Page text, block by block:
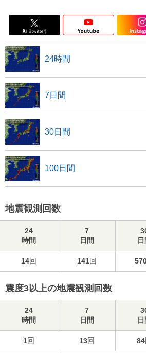
24時間
7日間
30日間
100日間
地震観測回数
24
時間
7
日間
日
14回 141回
震度3以上の地震観測回数
24
時間
7
日間
日
1回 13回 84